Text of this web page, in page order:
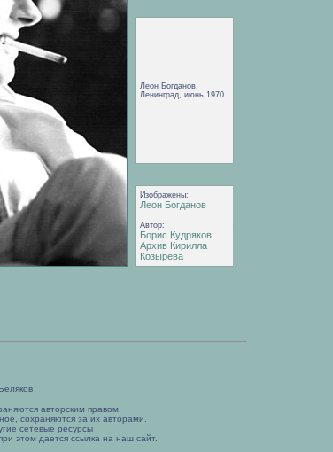
Леон Богданов.
Ленинград, июнь 1970.
Изображены:
Леон Богданов
Автор:
Борис Кудряков
Архив Кирилла
Козырева
авторским правом.
сохраняются за их авторами.
сетевые ресурсы
этом дается ссылка на наш сайт.